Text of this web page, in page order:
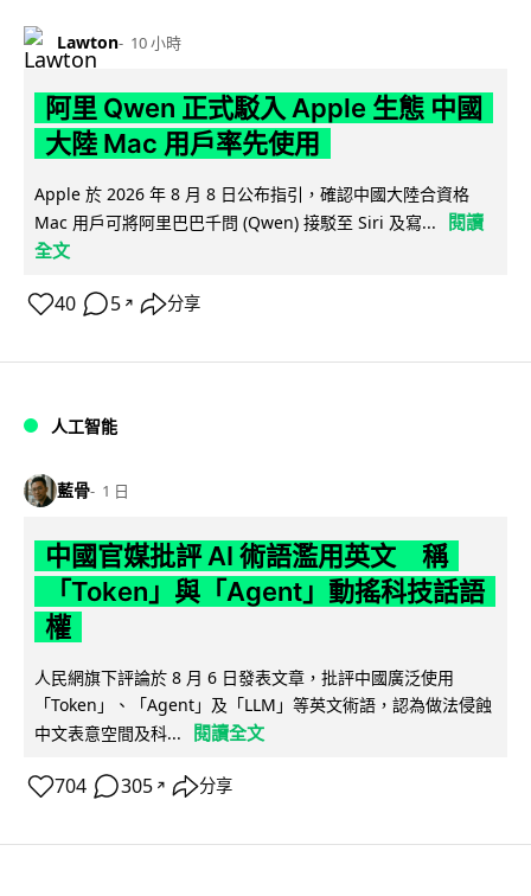
Lawton 10 小時
阿里 Qwen 正式駁入 Apple 生態 中國
大陸 Mac 用戶率先使用
Apple 於 2026 年 8 月 8 日公布指引，確認中國大陸合資格
Mac 用戶可將阿里巴巴千問 (Qwen) 接駁至 Siri 及寫...
閱讀
全文
40 5 ↗ 分享
人工智能
藍骨 1 日
中國官媒批評 AI 術語濫用英文 稱
「Token」與「Agent」動搖科技話語
權
人民網旗下評論於 8 月 6 日發表文章，批評中國廣泛使用
「Token」、「Agent」及「LLM」等英文術語，認為做法侵蝕
中文表意空間及科...
閱讀全文
704 305 ↗ 分享